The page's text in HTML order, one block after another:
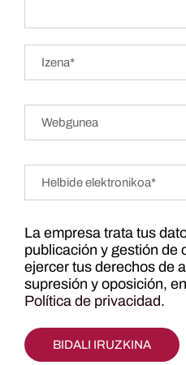
La empresa trata tus
publicación y gestión de
ejercer tus derechos de
supresión y oposición,
Política de privacidad.